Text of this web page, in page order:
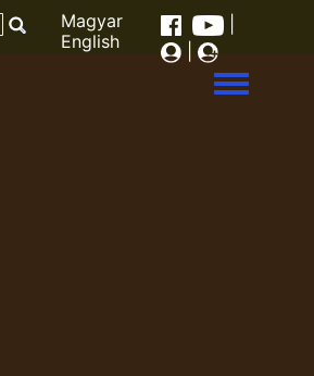
Magyar
English
Toggle